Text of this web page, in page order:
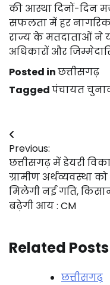
की आस्था दिनों-दिन
सफलता में हर नागरिक
राज्य के मतदाताओं ने
अधिकारों और
Posted inछत्तीसगढ़
Taggedपंचायत
Post
navigation
Previous:
छत्तीसगढ़ में डेयरी
ग्रामीण अर्थव्यवस्था को
मिलेगी नई गति,
बढ़ेगी आय : CM
Related Posts
छत्तीसगढ़